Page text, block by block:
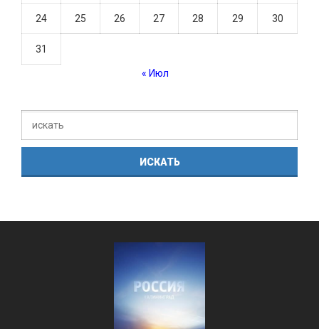
24 25 26 27 28 29 30
31
« Июл